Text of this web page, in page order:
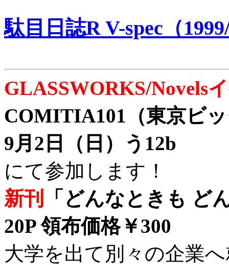
駄目日誌R V-spec（
GLASSWORKS/Novels
COMITIA101（東京ビ
9月2日（日）う12b
にて参加します！
新刊
「どんなときも ど
20P 領布価格￥300
大学を出て別々の企業